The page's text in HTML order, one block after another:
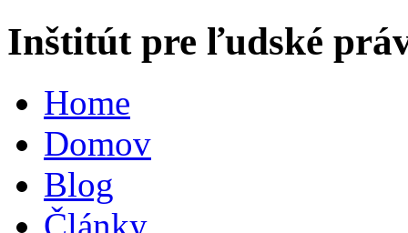
Inštitút pre ľudské
Home
Domov
Blog
Články